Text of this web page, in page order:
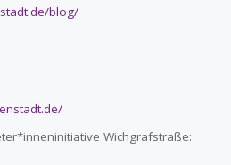
blog/
Wichgrafstraße: